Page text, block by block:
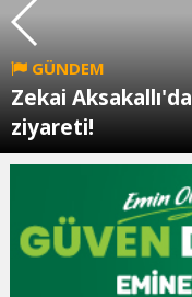
GÜNDEM
Zekai
ziyareti!